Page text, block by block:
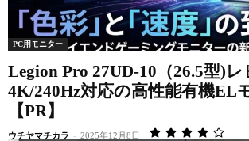
PC用モニター
Legion Pro 27UD-10（26.5型)
4K/240Hz対応の高性能有機EL
【PR】
ウチヤマチカラ - 2025年12月8日